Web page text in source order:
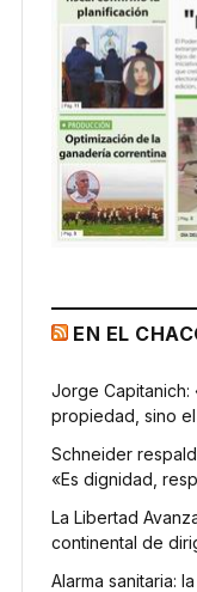
EN EL
Jorge Capitanich:
propiedad, sino
Schneider
«Es dignidad,
La Libertad
continental de
Alarma sanitaria: